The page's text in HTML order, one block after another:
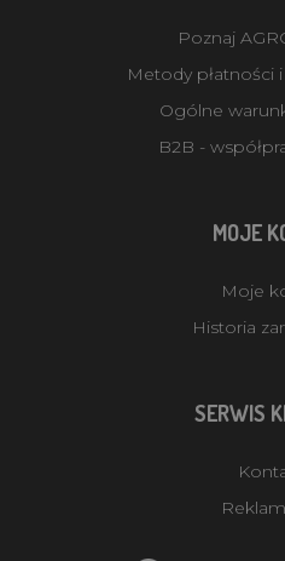
Poznaj
Metody płatności
Ogólne
B2B -
MOJE
Moje
Historia
SERWIS